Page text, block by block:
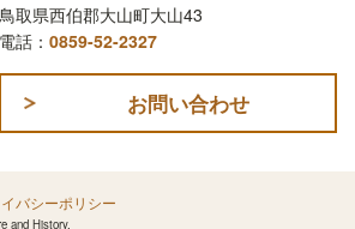
鳥取県西伯郡大山町大山43
電話：0859-52-2327
お問い合わせ
バシーポリシー
and History.